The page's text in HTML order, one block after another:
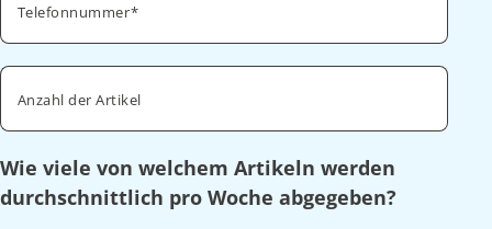
Telefonnummer
Anzahl der Artikel
Wie viele von welchem Artikeln werden
durchschnittlich pro Woche abgegeben?